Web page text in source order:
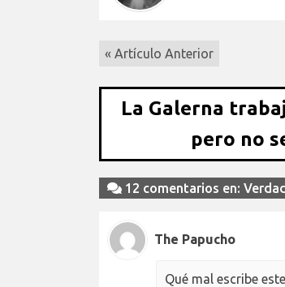
« Artículo Anterior
La Galerna
pero no
12 comentarios en:
The Papucho
Qué mal escribe